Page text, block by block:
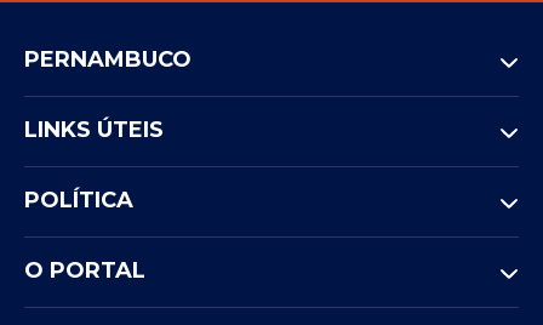
PERNAMBUCO
LINKS ÚTEIS
POLÍTICA
O PORTAL